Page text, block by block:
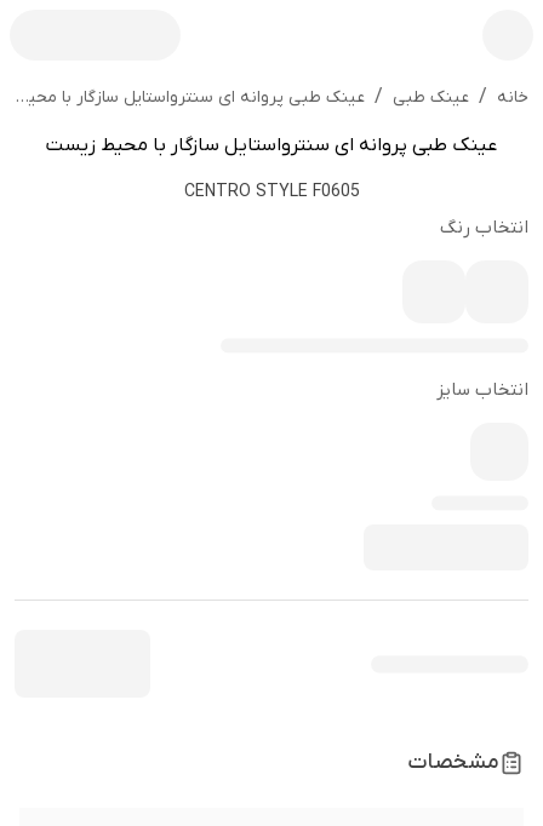
خانه / عینک طبی / عینک طبی پروانه ای سنترواستایل سازگار با محیط زیست
عینک طبی پروانه ای سنترواستایل سازگار با محیط زیست
CENTRO STYLE F0605
انتخاب رنگ
انتخاب سایز
مشخصات